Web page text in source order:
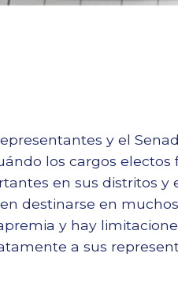
y el
los cargos
en sus distritos y
destinarse en
y hay
a sus